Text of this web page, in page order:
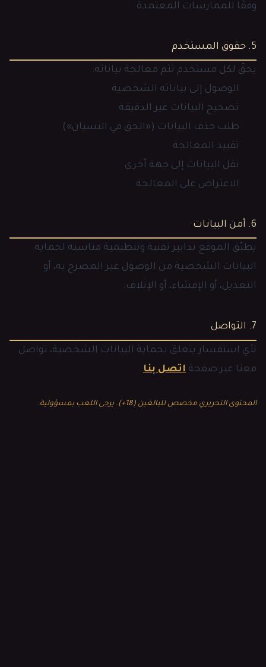
وفقًا للممارسات المعتمدة.
5. حقوق المستخدم
يحقّ لكل مستخدم تتم معالجة بياناته:
الوصول إلى بياناته الشخصية
تصحيح البيانات غير الدقيقة
طلب حذف البيانات («الحق في النسيان»)
تقييد المعالجة
نقل البيانات إلى جهة أخرى
الاعتراض على المعالجة
6. أمن البيانات
يطبّق الموقع تدابير تقنية وتنظيمية مناسبة لحماية
البيانات الشخصية من الوصول غير المصرح به، أو
التعديل، أو الإفشاء، أو الإتلاف.
7. التواصل
لأي استفسار يتعلق بحماية البيانات الشخصية، تواصل
معنا عبر صفحة اتصل بنا.
المحتوى التحريري مخصص للبالغين (18+). يرجى اللعب بمسؤولية.